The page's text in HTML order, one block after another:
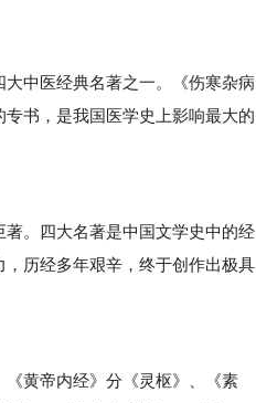
中医经典名著之一。《伤寒杂病
书，是我国医学史上影响最大的
。四大名著是中国文学史中的经
历经多年艰辛，终于创作出极具
黄帝内经》分《灵枢》、《素